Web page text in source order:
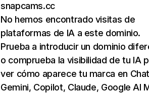
snapcams.cc
No hemos encontrado visitas de
plataformas de IA a este dominio.
Prueba a introducir un dominio
o comprueba la visibilidad de tu IA
ver cómo aparece tu marca en
Gemini, Copilot, Claude, Google AI